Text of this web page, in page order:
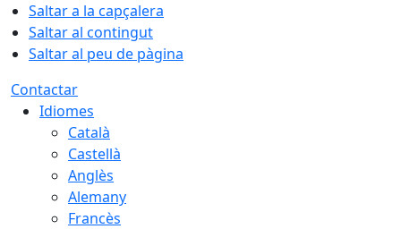
Saltar a la capçalera
Saltar al contingut
Saltar al peu de pàgina
Contactar
Idiomes
Català
Castellà
Anglès
Alemany
Francès